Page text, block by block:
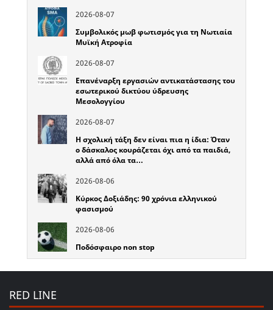
2026-08-07
Συμβολικός μωβ φωτισμός για τη Νωτιαία
Μυϊκή Ατροφία
2026-08-07
Επανέναρξη εργασιών αντικατάστασης του
εσωτερικού δικτύου ύδρευσης
Μεσολογγίου
2026-08-07
Η σχολική τάξη δεν είναι πια η ίδια: Όταν
ο δάσκαλος κουράζεται όχι από τα παιδιά,
αλλά από όλα τα…
2026-08-06
Κύρκος Δοξιάδης: 90 χρόνια ελληνικού
φασισμού
2026-08-06
Ποδόσφαιρο non stop
RED LINE